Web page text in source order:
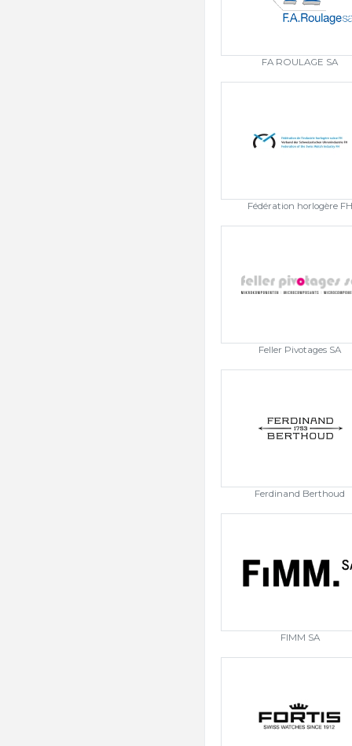
FA ROULAGE SA
Fédération horlogère FH
Feller Pivotages SA
Ferdinand Berthoud
FIMM SA